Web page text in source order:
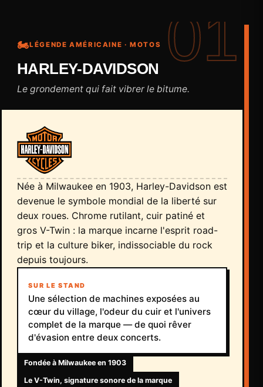
01
🏍️LÉGENDE AMÉRICAINE · MOTOS
HARLEY-DAVIDSON
Le grondement qui fait vibrer le bitume.
Née à Milwaukee en 1903, Harley-Davidson est
devenue le symbole mondial de la liberté sur
deux roues. Chrome rutilant, cuir patiné et
gros V-Twin : la marque incarne l'esprit road-
trip et la culture biker, indissociable du rock
depuis toujours.
SUR LE STAND
Une sélection de machines exposées au
cœur du village, l'odeur du cuir et l'univers
complet de la marque — de quoi rêver
d'évasion entre deux concerts.
Fondée à Milwaukee en 1903
Le V-Twin, signature sonore de la marque